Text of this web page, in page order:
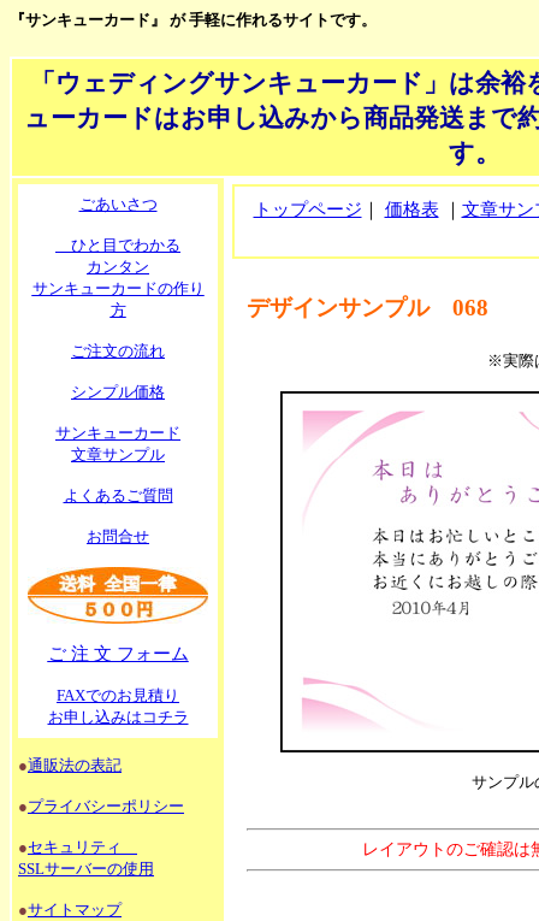
『サンキューカード』 が 手軽に作れるサイトです。
「ウェディングサンキューカード」は余
ューカードはお申し込みから商品発送まで
す。
ごあいさつ
ひと目でわかる
カンタン
サンキューカードの作り
方
ご注文の流れ
シンプル価格
サンキューカード
文章サンプル
よくあるご質問
お問合せ
ご 注 文 フォーム
FAXでのお見積り
お申し込みはコチラ
●通販法の表記
●プライバシーポリシー
●セキュリティ
SSLサーバーの使用
●サイトマップ
トップページ 価格表｜ 文章サン
デザインサンプル 068
※実際
サンプル
レイアウトのご確認は